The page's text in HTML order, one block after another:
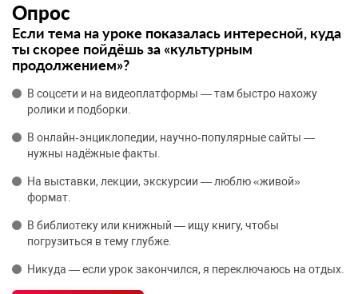
Опрос
Если тема на уроке показалась интересной, куда
ты скорее пойдёшь за «культурным
продолжением»?
В соцсети и на видеоплатформы — там быстро нахожу
ролики и подборки.
В онлайн‑энциклопедии, научно‑популярные сайты —
нужны надёжные факты.
На выставки, лекции, экскурсии — люблю «живой»
формат.
В библиотеку или книжный — ищу книгу, чтобы
погрузиться в тему глубже.
Никуда — если урок закончился, я переключаюсь на отдых.